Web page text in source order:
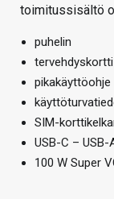
toimitussisältö
puhelin
tervehdyskortti
pikakäyttöohje
SIM-
USB-C – USB-
100 W Super